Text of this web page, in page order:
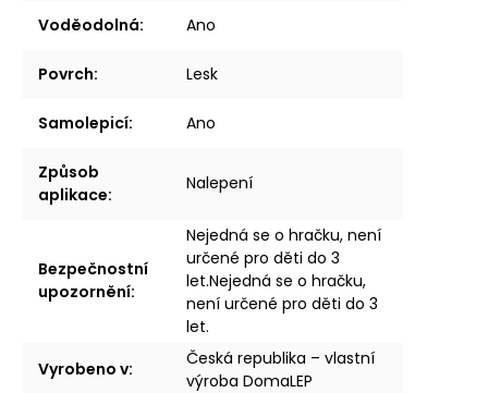
Voděodolná: Ano
Povrch: Lesk
Samolepicí: Ano
Způsob
aplikace:
Nalepení
Bezpečnostní
upozornění:
Nejedná se o hračku, není
určené pro děti do 3
let.Nejedná se o hračku,
není určené pro děti do 3
let.
Vyrobeno v:
Česká republika – vlastní
výroba DomaLEP